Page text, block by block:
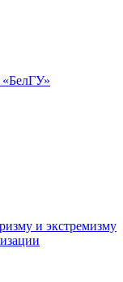
и экстремизму